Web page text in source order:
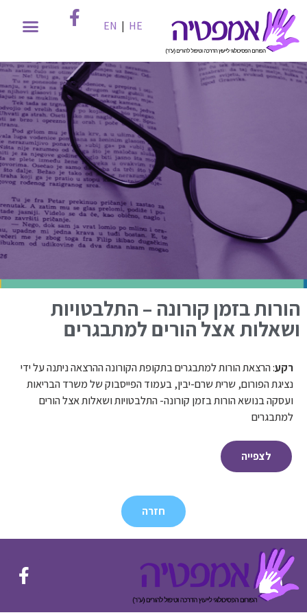
EN | HE
הורות בזמן קורונה – התלבטויות
ושאלות אצל הורים למתבגרים
רקע: הרצאת הורות למתבגרים בתקופת הקורונה ההרצאה ניתנה על ידי
נציגת הפורום, שרית שרם-יבין, בעמוד הפייסבוק של משרד הבריאות
ועסקה בנושא הורות בזמן קורונה- התלבטויות ושאלות אצל הורים
למתבגרים
לצפייה
חזרה